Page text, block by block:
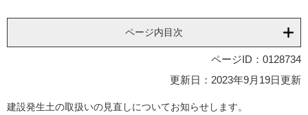
ページ内目次
ページID：0128734
更新日：2023年9月19日更新
建設発生土の取扱いの見直しについてお知らせします。